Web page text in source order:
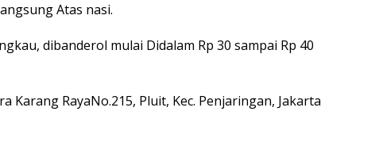
Atas nasi.
dibanderol mulai Didalam Rp 30 sampai Rp 40
Karang RayaNo.215, Pluit, Kec. Penjaringan, Jakarta